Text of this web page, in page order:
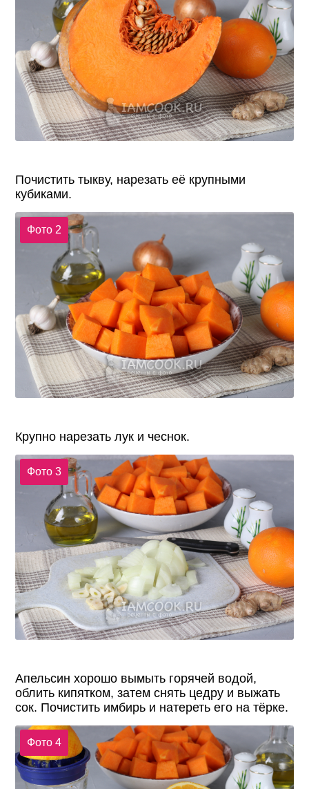
Почистить тыкву, нарезать её крупными
кубиками.
Фото 2
Крупно нарезать лук и чеснок.
Фото 3
Апельсин хорошо вымыть горячей водой,
облить кипятком, затем снять цедру и выжать
сок. Почистить имбирь и натереть его на тёрке.
Фото 4